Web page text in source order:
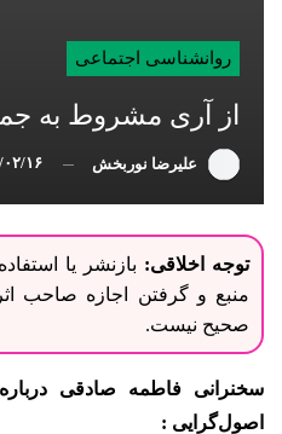
روانشناسی اجتماعی
از آری مشروط به
علیرضا نوربخش ۱۳۹۶/
توجه اخلاقی: بازنشر یا
منبع و گرفتن اجازه صاحب
صحیح نیست.
سخنرانی فاطمه صادقی
اصول‌گرایی :